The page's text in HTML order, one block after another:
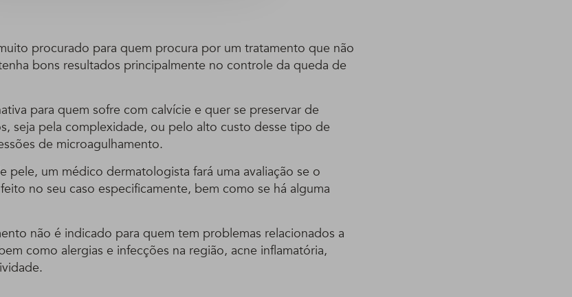
procurado para quem procura por um tratamento que não
bons resultados principalmente no controle da queda de
para quem sofre com calvície e quer se preservar de
seja pela complexidade, ou pelo alto custo desse tipo de
de microagulhamento.
pele, um médico dermatologista fará uma avaliação se o
no seu caso especificamente, bem como se há alguma
não é indicado para quem tem problemas relacionados a
como alergias e infecções na região, acne inflamatória,